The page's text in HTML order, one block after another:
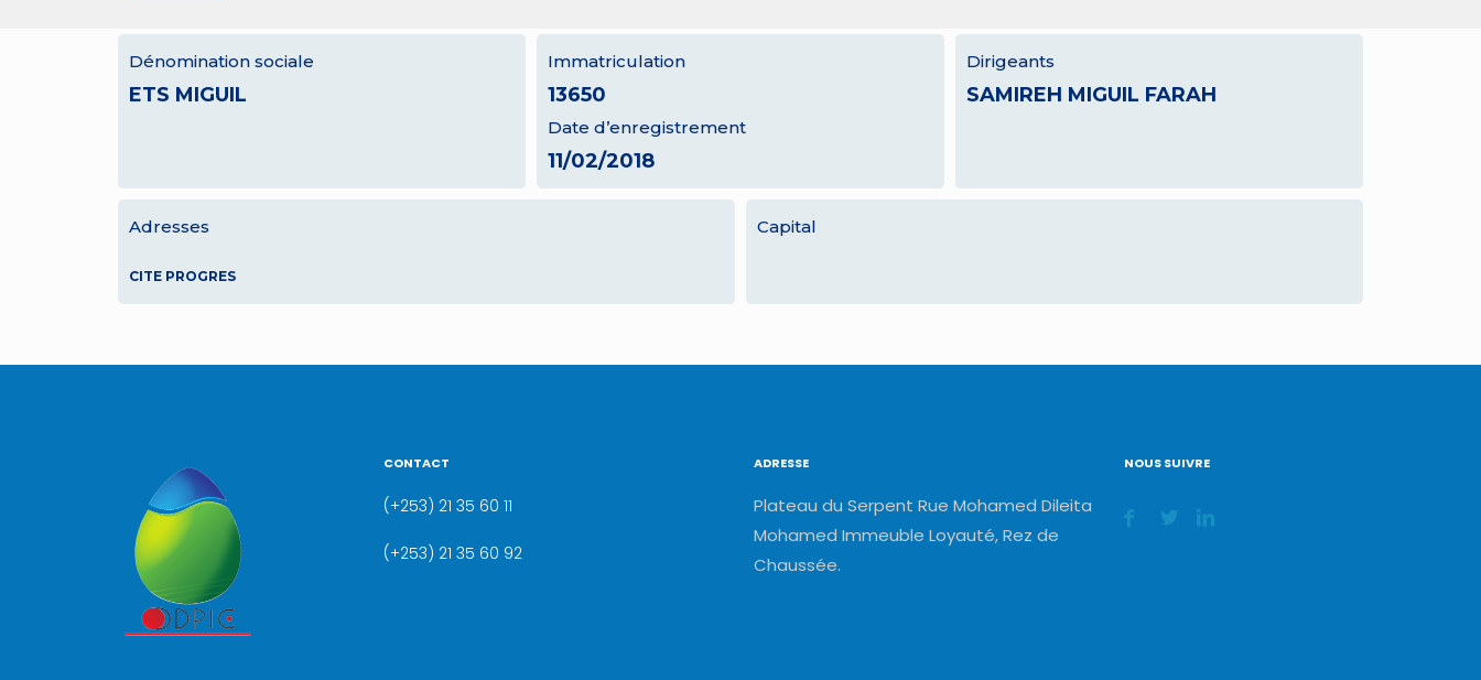
Dénomination sociale
ETS MIGUIL
Immatriculation
13650
Date d’enregistrement
11/02/2018
Dirigeants
SAMIREH MIGUIL FARAH
Adresses
CITE PROGRES
Capital
CONTACT
(+253) 21 35 60 11
(+253) 21 35 60 92
ADRESSE
Plateau du Serpent Rue Mohamed Dileita
Mohamed Immeuble Loyauté, Rez de
Chaussée.
NOUS SUIVRE